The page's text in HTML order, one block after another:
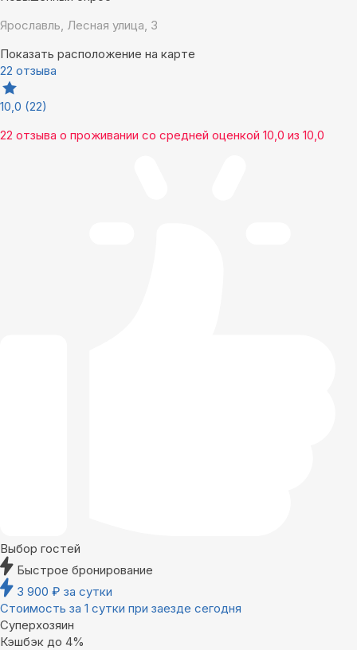
Ярославль, Лесная улица, 3
Показать расположение на карте
22 отзыва
10,0 (22)
22 отзыва о проживании со средней оценкой 10,0 из 10,0
Выбор гостей
Быстрое бронирование
3 900 ₽ за сутки
Стоимость за 1 сутки при заезде сегодня
Суперхозяин
Кэшбэк до 4%